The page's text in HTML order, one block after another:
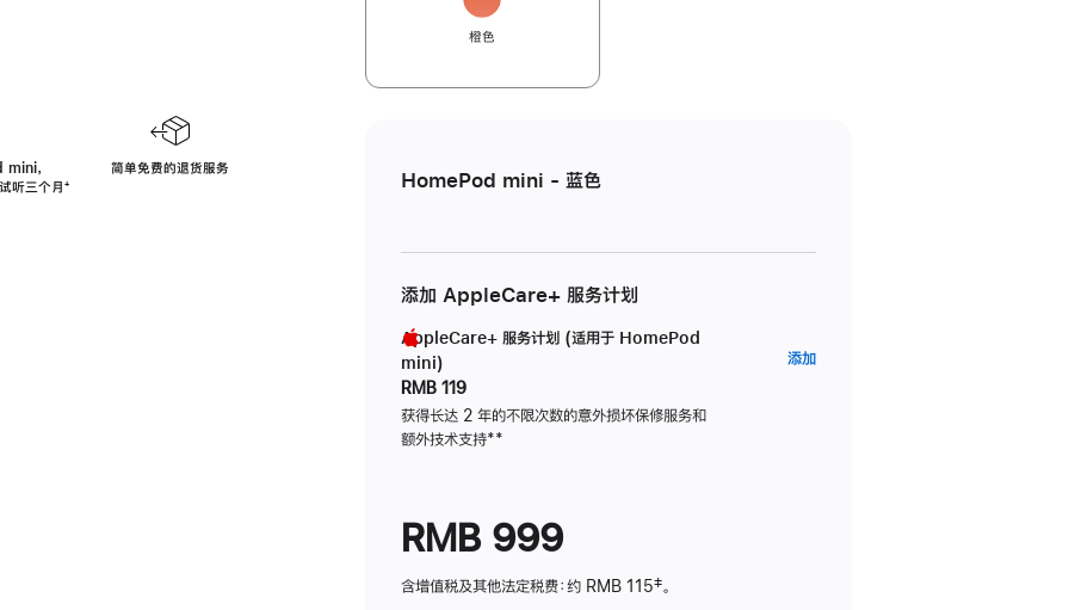
，
听三个月脚
⁺
简单免费的退货服务
橙色
HomePod mini - 蓝色
添加 AppleCare+ 服务计划
AppleCare+ 服务计划 (适用于 HomePod
mini)
RMB 119
获得长达 2 年的不限次数的意外损坏保修服务和
额外技术支持脚
**
添加AppleCare+
RMB 999
含增值税及其他法定税费：约 RMB 115‡。